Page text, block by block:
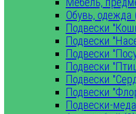
Обувь, одежда
Подвески
Подвески
Подвески
Подвески
Подвески
Подвески
Подвески-